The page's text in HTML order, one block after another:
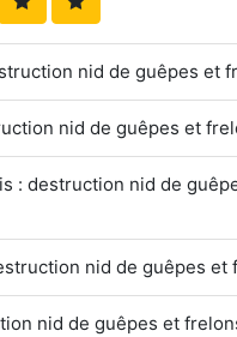
nid de guêpes et
nid de guêpes et
: destruction nid de
nid de guêpes et
nid de guêpes et